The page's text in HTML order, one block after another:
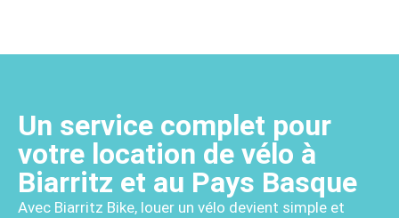
Un service complet pour
votre location de vélo à
Biarritz et au Pays Basque
Avec Biarritz Bike, louer un vélo devient simple et